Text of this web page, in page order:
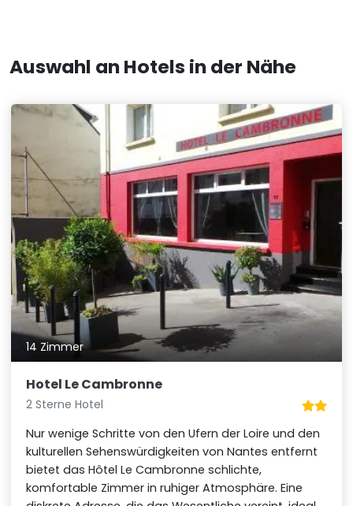
Auswahl an Hotels in der Nähe
14 Zimmer
Hotel Le Cambronne
2 Sterne Hotel
Nur wenige Schritte von den Ufern der Loire und den
kulturellen Sehenswürdigkeiten von Nantes entfernt
bietet das Hôtel Le Cambronne schlichte,
komfortable Zimmer in ruhiger Atmosphäre. Eine